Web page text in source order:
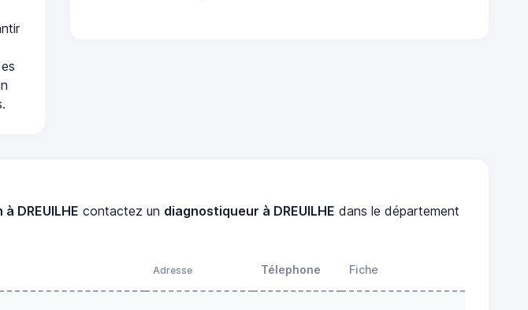
DREUILHE contactez un diagnostiqueur à DREUILHE dans le département
Adresse Télephone Fiche